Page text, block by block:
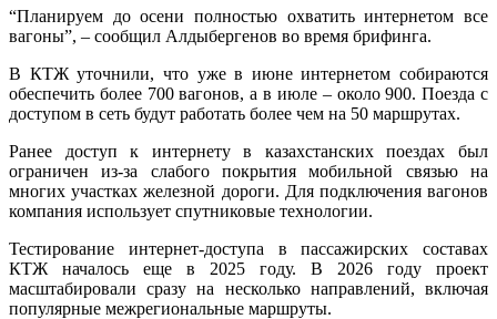
“Планируем до осени полностью охватить интернетом все
вагоны”, – сообщил Алдыбергенов во время брифинга.
В КТЖ уточнили, что уже в июне интернетом собираются
обеспечить более 700 вагонов, а в июле – около 900. Поезда с
доступом в сеть будут работать более чем на 50 маршрутах.
Ранее доступ к интернету в казахстанских поездах был
ограничен из-за слабого покрытия мобильной связью на
многих участках железной дороги. Для подключения вагонов
компания использует спутниковые технологии.
Тестирование интернет-доступа в пассажирских составах
КТЖ началось еще в 2025 году. В 2026 году проект
масштабировали сразу на несколько направлений, включая
популярные межрегиональные маршруты.